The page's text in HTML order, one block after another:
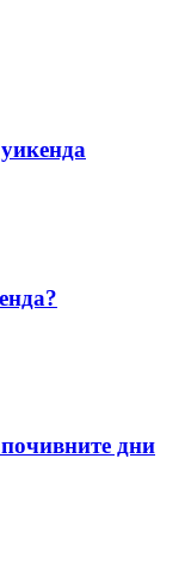
дни